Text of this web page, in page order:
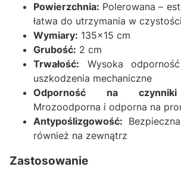
Powierzchnia: Polerowana –
łatwa do utrzymania w czystości
Wymiary: 135x15 cm
Grubość: 2 cm
Trwałość: Wysoka
uszkodzenia mechaniczne
Odporność na czynniki
Mrozoodporna i odporna na
Antypoślizgowość:
również na zewnątrz
Zastosowanie